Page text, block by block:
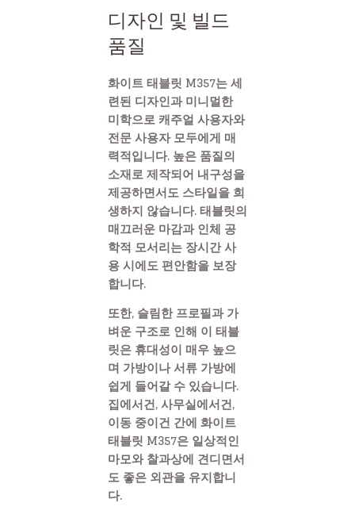
디자인 및 빌드
품질
화이트 태블릿 M357는 세
련된 디자인과 미니멀한
미학으로 캐주얼 사용자와
전문 사용자 모두에게 매
력적입니다. 높은 품질의
소재로 제작되어 내구성을
제공하면서도 스타일을 희
생하지 않습니다. 태블릿의
매끄러운 마감과 인체 공
학적 모서리는 장시간 사
용 시에도 편안함을 보장
합니다.
또한, 슬림한 프로필과 가
벼운 구조로 인해 이 태블
릿은 휴대성이 매우 높으
며 가방이나 서류 가방에
쉽게 들어갈 수 있습니다.
집에서건, 사무실에서건,
이동 중이건 간에 화이트
태블릿 M357은 일상적인
마모와 찰과상에 견디면서
도 좋은 외관을 유지합니
다.